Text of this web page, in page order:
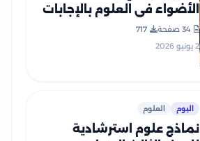
الأضواء في العلوم بالإجابات
النموذجية للشهادة الإعدادية
الترم الثاني 2026 PDF
34 صفحة
717
2 يونيو 2026
اليوم العلوم
نماذج علوم استرشادية